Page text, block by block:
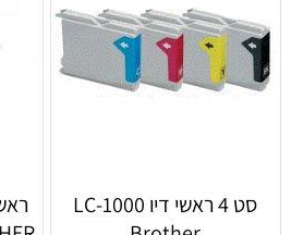
סט 4 ראשי דיו LC-1000